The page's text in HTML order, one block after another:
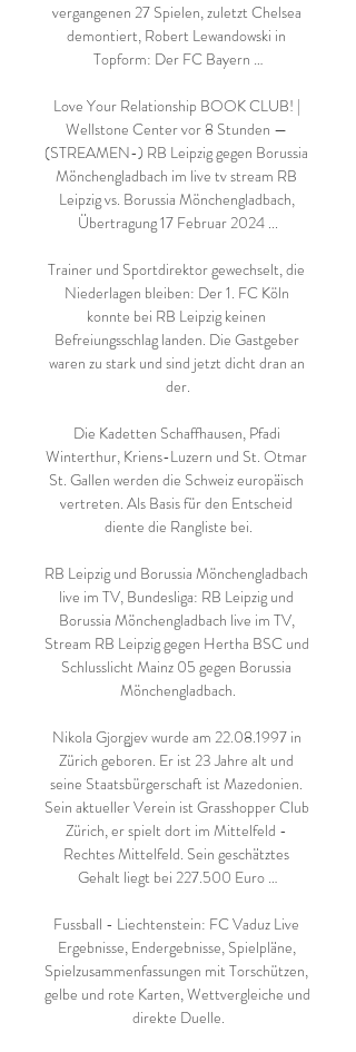
vergangenen 27 Spielen, zuletzt Chelsea
demontiert, Robert Lewandowski in
Topform: Der FC Bayern …
Love Your Relationship BOOK CLUB! |
Wellstone Center vor 8 Stunden —
(STREAMEN-) RB Leipzig gegen Borussia
Mönchengladbach im live tv stream RB
Leipzig vs. Borussia Mönchengladbach,
Übertragung 17 Februar 2024 ...
Trainer und Sportdirektor gewechselt, die
Niederlagen bleiben: Der 1. FC Köln
konnte bei RB Leipzig keinen
Befreiungsschlag landen. Die Gastgeber
waren zu stark und sind jetzt dicht dran an
der.
Die Kadetten Schaffhausen, Pfadi
Winterthur, Kriens-Luzern und St. Otmar
St. Gallen werden die Schweiz europäisch
vertreten. Als Basis für den Entscheid
diente die Rangliste bei.
RB Leipzig und Borussia Mönchengladbach
live im TV, Bundesliga: RB Leipzig und
Borussia Mönchengladbach live im TV,
Stream RB Leipzig gegen Hertha BSC und
Schlusslicht Mainz 05 gegen Borussia
Mönchengladbach.
Nikola Gjorgjev wurde am 22.08.1997 in
Zürich geboren. Er ist 23 Jahre alt und
seine Staatsbürgerschaft ist Mazedonien.
Sein aktueller Verein ist Grasshopper Club
Zürich, er spielt dort im Mittelfeld -
Rechtes Mittelfeld. Sein geschätztes
Gehalt liegt bei 227.500 Euro …
Fussball - Liechtenstein: FC Vaduz Live
Ergebnisse, Endergebnisse, Spielpläne,
Spielzusammenfassungen mit Torschützen,
gelbe und rote Karten, Wettvergleiche und
direkte Duelle.